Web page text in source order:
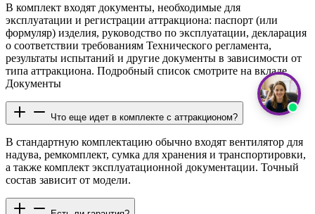
В комплект входят документы, необходимые для
эксплуатации и регистрации аттракциона: паспорт (или
формуляр) изделия, руководство по эксплуатации, декларация
о соответствии требованиям Технического регламента,
результаты испытаний и другие документы в зависимости от
типа аттракциона. Подробный список смотрите на вкладе
Документы
Что еще идет в комплекте с аттракционом?
В стандартную комплектацию обычно входят вентилятор для
надува, ремкомплект, сумка для хранения и транспортировки,
а также комплект эксплуатационной документации. Точный
состав зависит от модели.